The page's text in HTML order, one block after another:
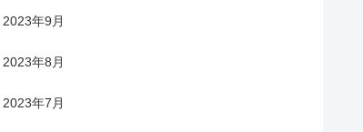
2023年9月
2023年8月
2023年7月